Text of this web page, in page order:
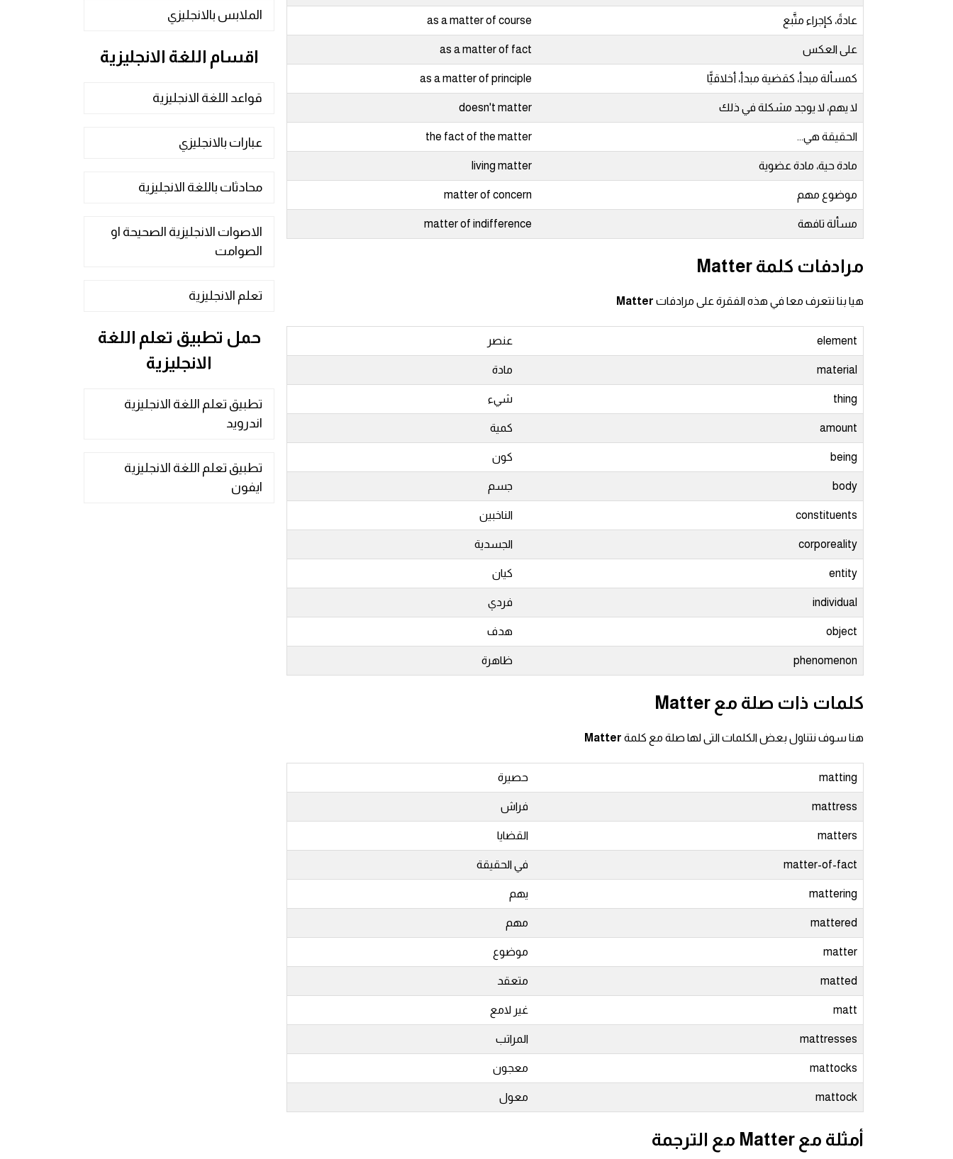
تعلم اللغة الانجليزية
نطق الحروف الانجليزية
حروف الجر بالانجليزي
عبارات انجليزية قصيرة عميقة
عبارات انجليزية قصيرة
الرتب العسكرية بالانجليزي
الحروف الانجليزية كبتل وسمول
اسماء الكواكب بالانجليزي
عادةً، كإجراء متَّبع as a matter of course
على العكس as a matter of fact
كمسألة مبدأ، كقضية مبدأ، أخلاقيًّا as a matter of principle
لا يهم، لا يوجد مشكلة في ذلك doesn't matter
الحقيقة هي... the fact of the matter
مادة حية، مادة عضوية living matter
موضوع مهم matter of concern
مسألة تافهة matter of indifference
مرادفات كلمة Matter
هيا بنا نتعرف معا في هذه الفقرة على مرادفات Matter
element عنصر
material مادة
thing شيء
amount كمية
being كون
body جسم
constituents الناخبين
corporeality الجسدية
entity كيان
individual فردي
object هدف
phenomenon ظاهرة
كلمات ذات صلة مع Matter
هنا سوف نتناول بعض الكلمات التى لها صلة مع كلمة Matter
matting حصيرة
mattress فراش
matters القضايا
matter-of-fact في الحقيقة
mattering يهم
mattered مهم
matter موضوع
matted متعقد
matt غير لامع
mattresses المراتب
mattocks معجون
mattock معول
أمثلة مع Matter مع الترجمة
الملابس بالانجليزي
اقسام اللغة الانجليزية
قواعد اللغة الانجليزية
عبارات بالانجليزي
محادثات باللغة الانجليزية
الاصوات الانجليزية الصحيحة او
الصوامت
تعلم الانجليزية
حمل تطبيق تعلم اللغة
الانجليزية
تطبيق تعلم اللغة الانجليزية
اندرويد
تطبيق تعلم اللغة الانجليزية
ايفون